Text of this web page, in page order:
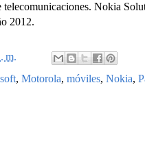
telecomunicaciones. Nokia
2012.
m.
, Motorola, móviles, Nokia,